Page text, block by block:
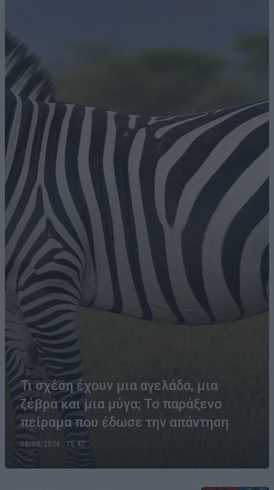
Τι σχέση έχουν μια αγελάδα, μια
ζέβρα και μια μύγα; Το παράξενο
πείραμα που έδωσε την απάντηση
08/08/2026 , 15:47